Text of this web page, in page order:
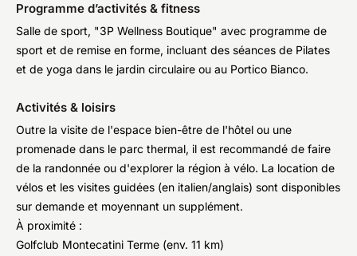
Programme d’activités & fitness
Salle de sport, "3P Wellness Boutique" avec programme de
sport et de remise en forme, incluant des séances de Pilates
et de yoga dans le jardin circulaire ou au Portico Bianco.
Activités & loisirs
Outre la visite de l'espace bien-être de l'hôtel ou une
promenade dans le parc thermal, il est recommandé de faire
de la randonnée ou d'explorer la région à vélo. La location de
vélos et les visites guidées (en italien/anglais) sont disponibles
sur demande et moyennant un supplément.
À proximité :
Golfclub Montecatini Terme (env. 11 km)